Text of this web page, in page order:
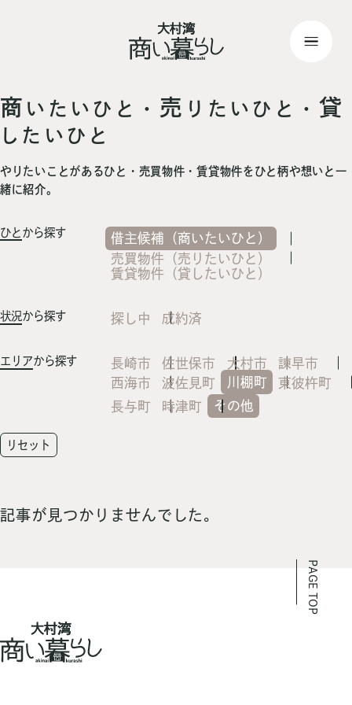
商 いたいひと・ 売 りたいひと・貸
したいひと
やりたいことがあるひと・売買物件・賃貸物件をひと柄や想いと一
緒に紹介。
ひと から探す
借主候補（商いたいひと）
売買物件（売りたいひと）
賃貸物件（貸したいひと）
状況から探す 探し中 成約済
エリアから探す 長崎市 佐世保市 大村市
諫早市
西海市
波佐見町 川棚町
東彼杵町
長与町
時津町 その他
リセット
記事が見つかりませんでした。
PAGE TOP